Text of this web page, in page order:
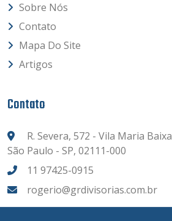
Sobre Nós
Contato
Mapa Do Site
Artigos
Contato
R. Severa, 572 - Vila Maria Baixa
São Paulo - SP, 02111-000
11 97425-0915
rogerio@grdivisorias.com.br